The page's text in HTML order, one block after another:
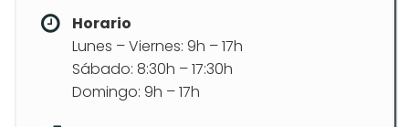
Horario
Lunes – Viernes: 9h – 17h
Sábado: 8:30h – 17:30h
Domingo: 9h – 17h